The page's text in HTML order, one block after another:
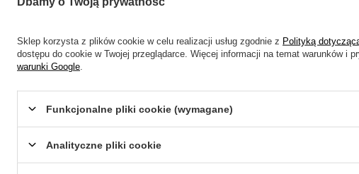
Młot hydrauliczny SOCOMEC
Cena na telefon
Sklep korzysta z plików cookie w celu realizacji usług zgodnie z Polityką
dostępu do cookie w Twojej przeglądarce. Więcej informacji na temat warunków i
warunki Google
Funkcjonalne pliki cookie (wymagane)
Analityczne pliki cookie